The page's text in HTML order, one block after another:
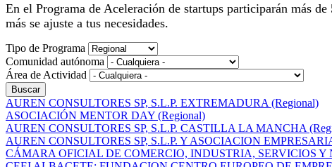
En el Programa de Aceleración de startups participarán más
más se ajuste a tus necesidades.
Tipo de Programa
Comunidad autónoma
Área de Actividad
AUREN CONSULTORES SP, S.L.P. EXTREMADURA (Regional)
ASOCIACIÓN MENTOR DAY (Regional)
AUREN CONSULTORES SP, S.L.P. CASTILLA LA MANCHA
AUREN CONSULTORES SP, S.L.P. Y ASOCIACION
CÁMARA OFICIAL DE COMERCIO, INDUSTRIA, SERVICIOS